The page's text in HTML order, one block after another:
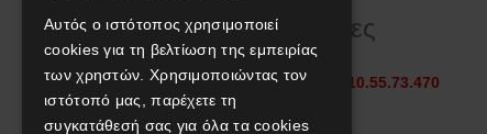
Πληροφορίες
Τηλεφωνικές παραγγελίες στο
210.55.73.470
Σε όλες τις τιμές παρέχεται
Αυτός ο ιστότοπος χρησιμοποιεί
cookies για τη βελτίωση της εμπειρίας
των χρηστών. Χρησιμοποιώντας τον
ιστότοπό μας, παρέχετε τη
συγκατάθεσή σας για όλα τα cookies